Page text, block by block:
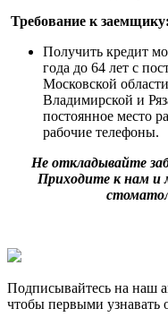
Требование к заемщику:
Получить кредит
года до 64 лет с
Московской
Владимирской и
постоянное место
рабочие телефоны.
Не откладывайте
Приходите к нам и
Подписывайтесь на наш
чтобы первыми узнавать